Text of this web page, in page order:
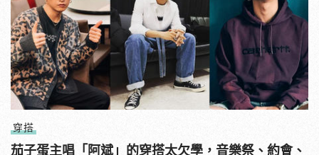
穿搭
茄子蛋主唱「阿斌」的穿搭太欠學，音樂祭、約會、